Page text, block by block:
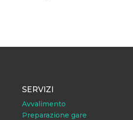
SERVIZI
Avvalimento
Preparazione gare